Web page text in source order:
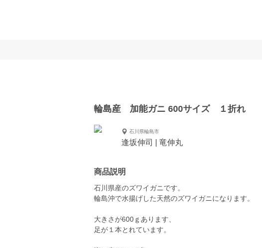
輪島産 加能ガニ 600サイズ １折れ
石川県輪島市
逢坂伸司 | 竜伸丸
商品説明
石川県産のズワイガニです。
輪島沖で水揚げした天然のズワイガニになります。
大きさが600ｇあります、
足が１本とれています。